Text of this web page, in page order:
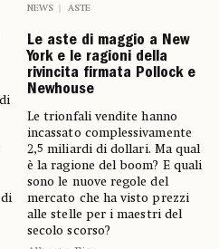
NEWS ASTE
Le aste di maggio a New
York e le ragioni della
rivincita firmata Pollock e
Newhouse
Le trionfali vendite hanno
incassato complessivamente
2,5 miliardi di dollari. Ma qual
è la ragione del boom? E quali
sono le nuove regole del
mercato che ha visto prezzi
alle stelle per i maestri del
secolo scorso?